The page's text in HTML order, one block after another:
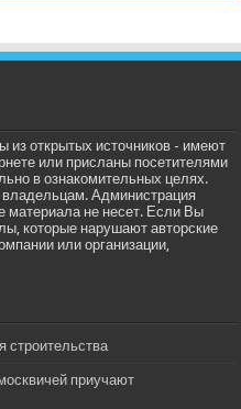
из открытых источников - имеют
или присланы посетителями
в ознакомительных целях.
Администрация
материала не несет. Если Вы
которые нарушают авторские
или организации,
строительства
приучают